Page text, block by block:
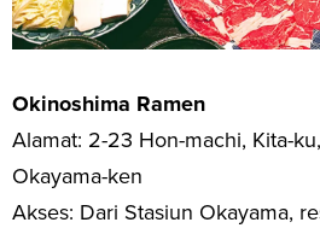
Okinoshima Ramen
Alamat: 2-23 Hon-machi, Kita-
Okayama-ken
Akses: Dari Stasiun Okayama,